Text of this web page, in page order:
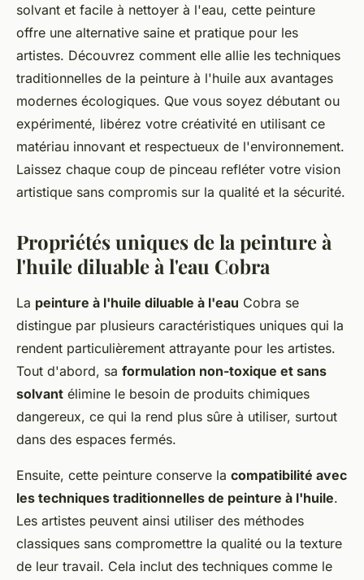
solvant et facile à nettoyer à l'eau, cette peinture
offre une alternative saine et pratique pour les
artistes. Découvrez comment elle allie les techniques
traditionnelles de la peinture à l'huile aux avantages
modernes écologiques. Que vous soyez débutant ou
expérimenté, libérez votre créativité en utilisant ce
matériau innovant et respectueux de l'environnement.
Laissez chaque coup de pinceau refléter votre vision
artistique sans compromis sur la qualité et la sécurité.
Propriétés uniques de la peinture à
l'huile diluable à l'eau Cobra
La peinture à l'huile diluable à l'eau Cobra se
distingue par plusieurs caractéristiques uniques qui la
rendent particulièrement attrayante pour les artistes.
Tout d'abord, sa formulation non-toxique et sans
solvant élimine le besoin de produits chimiques
dangereux, ce qui la rend plus sûre à utiliser, surtout
dans des espaces fermés.
Ensuite, cette peinture conserve la compatibilité avec
les techniques traditionnelles de peinture à l'huile.
Les artistes peuvent ainsi utiliser des méthodes
classiques sans compromettre la qualité ou la texture
de leur travail. Cela inclut des techniques comme le